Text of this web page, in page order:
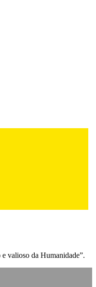
valioso da Humanidade”.